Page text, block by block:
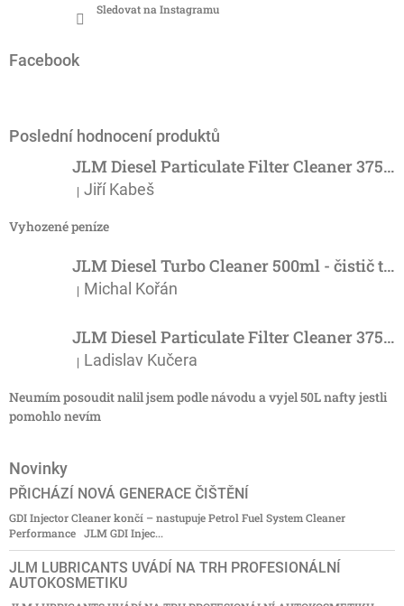
Sledovat na Instagramu
Facebook
Poslední hodnocení produktů
JLM Diesel Particulate Filter Cleaner 375ml - účinný čistič DPF
Hodnocení produktu je 5 z 5 hvězdiček.
| Jiří Kabeš
Vyhozené peníze
JLM Diesel Turbo Cleaner 500ml - čistič turba
Hodnocení produktu je 5 z 5 hvězdiček.
| Michal Kořán
JLM Diesel Particulate Filter Cleaner 375ml - účinný čistič DPF
Hodnocení produktu je 3 z 5 hvězdiček.
| Ladislav Kučera
Neumím posoudit nalil jsem podle návodu a vyjel 50L nafty jestli
pomohlo nevím
Novinky
PŘICHÁZÍ NOVÁ GENERACE ČIŠTĚNÍ
GDI Injector Cleaner končí – nastupuje Petrol Fuel System Cleaner
Performance JLM GDI Injec...
JLM LUBRICANTS UVÁDÍ NA TRH PROFESIONÁLNÍ
AUTOKOSMETIKU